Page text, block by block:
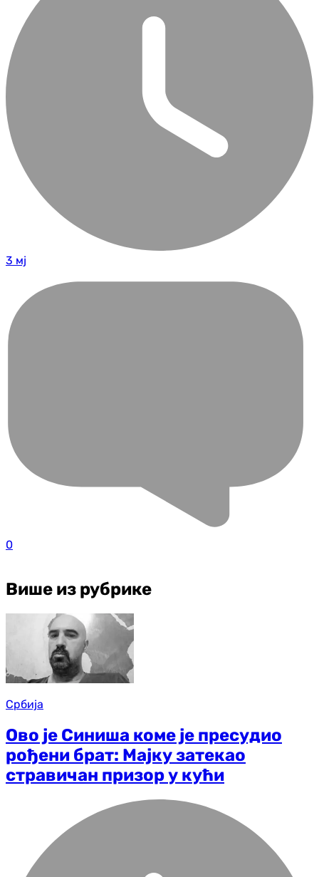
3 мј
0
Више из рубрике
Србија
Ово је Синиша коме је пресудио
рођени брат: Мајку затекао
стравичан призор у кући